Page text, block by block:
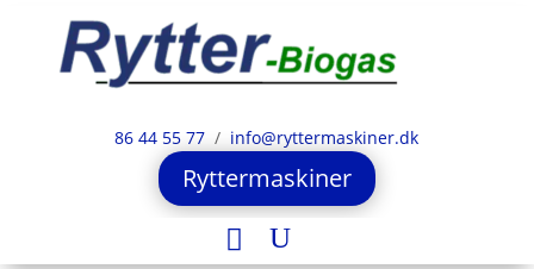
86 44 55 77 / info@ryttermaskiner.dk
Ryttermaskiner